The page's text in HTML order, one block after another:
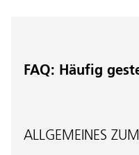
FAQ: Häufig
ALLGEMEINES